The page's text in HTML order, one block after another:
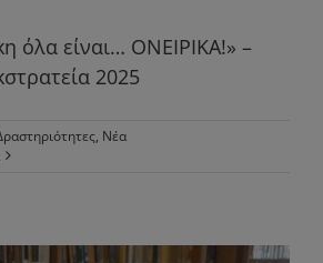
όλα είναι… ΟΝΕΙΡΙΚΑ!» –
2025
, Νέα